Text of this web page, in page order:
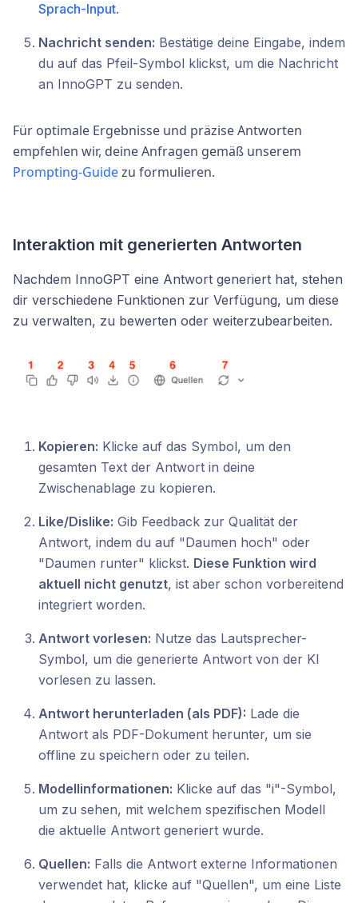
Sprach-Input.
Nachricht senden: Bestätige deine Eingabe, indem
du auf das Pfeil-Symbol klickst, um die Nachricht
an InnoGPT zu senden.
Für optimale Ergebnisse und präzise Antworten
empfehlen wir, deine Anfragen gemäß unserem
Prompting-Guidezu formulieren.
Interaktion mit generierten Antworten
Nachdem InnoGPT eine Antwort generiert hat, stehen
dir verschiedene Funktionen zur Verfügung, um diese
zu verwalten, zu bewerten oder weiterzubearbeiten.
Kopieren: Klicke auf das Symbol, um den
gesamten Text der Antwort in deine
Zwischenablage zu kopieren.
Like/Dislike: Gib Feedback zur Qualität der
Antwort, indem du auf "Daumen hoch" oder
"Daumen runter" klickst. Diese Funktion wird
aktuell nicht genutzt, ist aber schon vorbereitend
integriert worden.
Antwort vorlesen: Nutze das Lautsprecher-
Symbol, um die generierte Antwort von der KI
vorlesen zu lassen.
Antwort herunterladen (als PDF): Lade die
Antwort als PDF-Dokument herunter, um sie
offline zu speichern oder zu teilen.
Modellinformationen: Klicke auf das "i"-Symbol,
um zu sehen, mit welchem spezifischen Modell
die aktuelle Antwort generiert wurde.
Quellen: Falls die Antwort externe Informationen
verwendet hat, klicke auf "Quellen", um eine Liste